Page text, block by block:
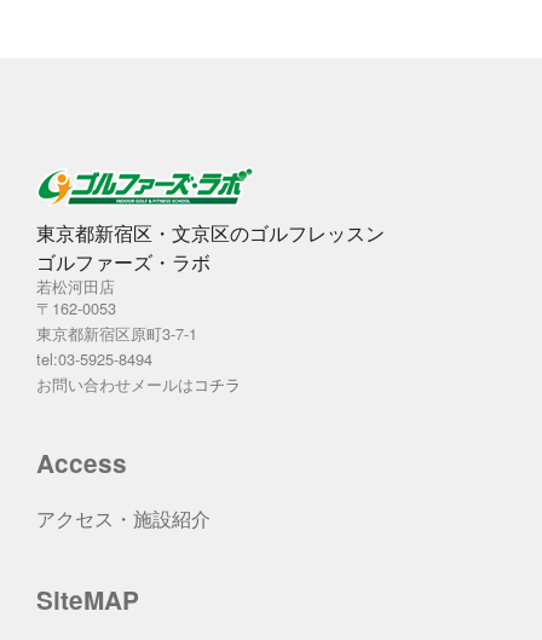
東京都新宿区・文京区のゴルフレッスン
ゴルファーズ・ラボ
若松河田店
〒162-0053
東京都新宿区原町3-7-1
tel:03-5925-8494
お問い合わせメールはコチラ
Access
アクセス・施設紹介
SiteMAP